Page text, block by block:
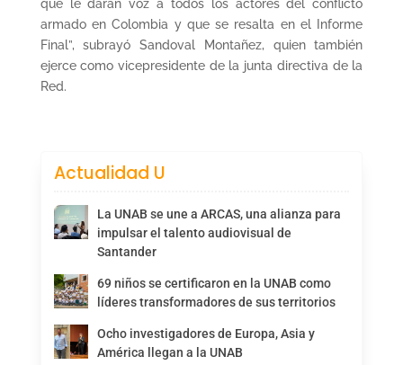
que le darán voz a todos los actores del conflicto
armado en Colombia y que se resalta en el Informe
Final”, subrayó Sandoval Montañez, quien también
ejerce como vicepresidente de la junta directiva de la
Red.
Actualidad U
La UNAB se une a ARCAS, una alianza para
impulsar el talento audiovisual de
Santander
69 niños se certificaron en la UNAB como
líderes transformadores de sus territorios
Ocho investigadores de Europa, Asia y
América llegan a la UNAB